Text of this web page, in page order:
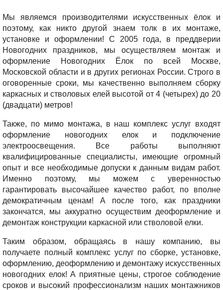
Мы являемся производителями искусственных ёлок и
поэтому, как никто другой знаем толк в их монтаже,
установке и оформлении! С 2005 года, в преддверии
Новогодних праздников, мы осуществляем монтаж и
оформление Новогодних Ёлок по всей Москве,
Московской области и в других регионах России. Строго в
оговоренные сроки, мы качественно выполняем сборку
каркасных и стволовых елей высотой от 4 (четырех) до 20
(двадцати) метров!
Также, по мимо монтажа, в наш комплекс услуг входят
оформление новогодних елок и подключение
электроосвещения. Все работы выполняют
квалифицированные специалисты, имеющие огромный
опыт и все необходимые допуски к данным видам работ.
Именно поэтому, мы можем с уверенностью
гарантировать высочайшее качество работ, по вполне
демократичным ценам! А после того, как праздники
закончатся, мы аккуратно осуществим деоформление и
демонтаж конструкции каркасной или стволовой елки.
Таким образом, обращаясь в нашу компанию, вы
получаете полный комплекс услуг по сборке, установке,
оформлению, деоформлению и демонтажу искусственных
новогодних елок! А приятные цены, строгое соблюдение
сроков и высокий профессионализм наших монтажников